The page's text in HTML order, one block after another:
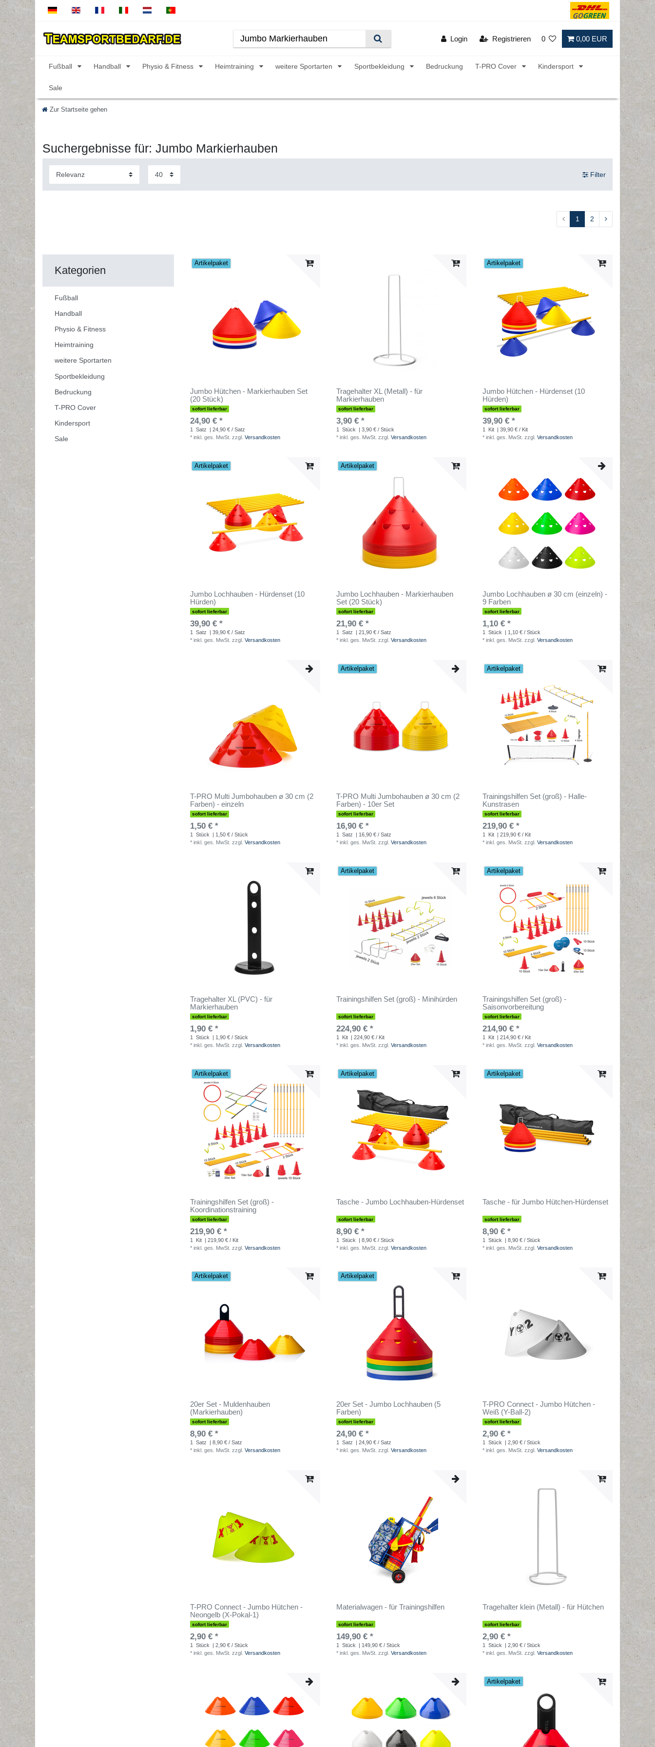
Login Registrieren 0 0,00 EUR
Fußball Handball Physio & Fitness Heimtraining weitere Sportarten Sportbekleidung Bedruckung T-PRO Cover Kindersport
Sale
Zur Startseite gehen
Suchergebnisse für: Jumbo Markierhauben
Filter
1 2
Kategorien
Fußball
Handball
Physio & Fitness
Heimtraining
weitere Sportarten
Sportbekleidung
Bedruckung
T-PRO Cover
Kindersport
Sale
Artikelpaket
Jumbo Hütchen - Markierhauben Set
(20 Stück)
sofort lieferbar
24,90 € *
1 Satz
| 24,90 € / Satz
* inkl. ges. MwSt. zzgl. Versandkosten
Tragehalter XL (Metall) - für
Markierhauben
sofort lieferbar
3,90 € *
1 Stück
| 3,90 € / Stück
* inkl. ges. MwSt. zzgl. Versandkosten
Artikelpaket
Jumbo Hütchen - Hürdenset (10
Hürden)
sofort lieferbar
39,90 € *
1 Kit
| 39,90 € / Kit
* inkl. ges. MwSt. zzgl. Versandkosten
Artikelpaket
Jumbo Lochhauben - Hürdenset (10
Hürden)
sofort lieferbar
39,90 € *
1 Satz
| 39,90 € / Satz
* inkl. ges. MwSt. zzgl. Versandkosten
Artikelpaket
Jumbo Lochhauben - Markierhauben
Set (20 Stück)
sofort lieferbar
21,90 € *
1 Satz
| 21,90 € / Satz
* inkl. ges. MwSt. zzgl. Versandkosten
Jumbo Lochhauben ø 30 cm (einzeln) -
9 Farben
sofort lieferbar
1,10 € *
1 Stück
| 1,10 € / Stück
* inkl. ges. MwSt. zzgl. Versandkosten
T-PRO Multi Jumbohauben ø 30 cm (2
Farben) - einzeln
sofort lieferbar
1,50 € *
1 Stück
| 1,50 € / Stück
* inkl. ges. MwSt. zzgl. Versandkosten
Artikelpaket
T-PRO Multi Jumbohauben ø 30 cm (2
Farben) - 10er Set
sofort lieferbar
16,90 € *
1 Satz
| 16,90 € / Satz
* inkl. ges. MwSt. zzgl. Versandkosten
Artikelpaket
Trainingshilfen Set (groß) - Halle-
Kunstrasen
sofort lieferbar
219,90 € *
1 Kit
| 219,90 € / Kit
* inkl. ges. MwSt. zzgl. Versandkosten
Tragehalter XL (PVC) - für
Markierhauben
sofort lieferbar
1,90 € *
1 Stück
| 1,90 € / Stück
* inkl. ges. MwSt. zzgl. Versandkosten
Artikelpaket
Trainingshilfen Set (groß) - Minihürden
sofort lieferbar
224,90 € *
1 Kit
| 224,90 € / Kit
* inkl. ges. MwSt. zzgl. Versandkosten
Artikelpaket
Trainingshilfen Set (groß) -
Saisonvorbereitung
sofort lieferbar
214,90 € *
1 Kit
| 214,90 € / Kit
* inkl. ges. MwSt. zzgl. Versandkosten
Artikelpaket
Trainingshilfen Set (groß) -
Koordinationstraining
sofort lieferbar
219,90 € *
1 Kit
| 219,90 € / Kit
* inkl. ges. MwSt. zzgl. Versandkosten
Artikelpaket
Tasche - Jumbo Lochhauben-Hürdenset
sofort lieferbar
8,90 € *
1 Stück
| 8,90 € / Stück
* inkl. ges. MwSt. zzgl. Versandkosten
Artikelpaket
Tasche - für Jumbo Hütchen-Hürdenset
sofort lieferbar
8,90 € *
1 Stück
| 8,90 € / Stück
* inkl. ges. MwSt. zzgl. Versandkosten
Artikelpaket
20er Set - Muldenhauben
(Markierhauben)
sofort lieferbar
8,90 € *
1 Satz
| 8,90 € / Satz
* inkl. ges. MwSt. zzgl. Versandkosten
Artikelpaket
20er Set - Jumbo Lochhauben (5
Farben)
sofort lieferbar
24,90 € *
1 Satz
| 24,90 € / Satz
* inkl. ges. MwSt. zzgl. Versandkosten
T-PRO Connect - Jumbo Hütchen -
Weiß (Y-Ball-2)
sofort lieferbar
2,90 € *
1 Stück
| 2,90 € / Stück
* inkl. ges. MwSt. zzgl. Versandkosten
T-PRO Connect - Jumbo Hütchen -
Neongelb (X-Pokal-1)
sofort lieferbar
2,90 € *
1 Stück
| 2,90 € / Stück
* inkl. ges. MwSt. zzgl. Versandkosten
Materialwagen - für Trainingshilfen
sofort lieferbar
149,90 € *
1 Stück
| 149,90 € / Stück
* inkl. ges. MwSt. zzgl. Versandkosten
Tragehalter klein (Metall) - für Hütchen
sofort lieferbar
2,90 € *
1 Stück
| 2,90 € / Stück
* inkl. ges. MwSt. zzgl. Versandkosten
Artikelpaket